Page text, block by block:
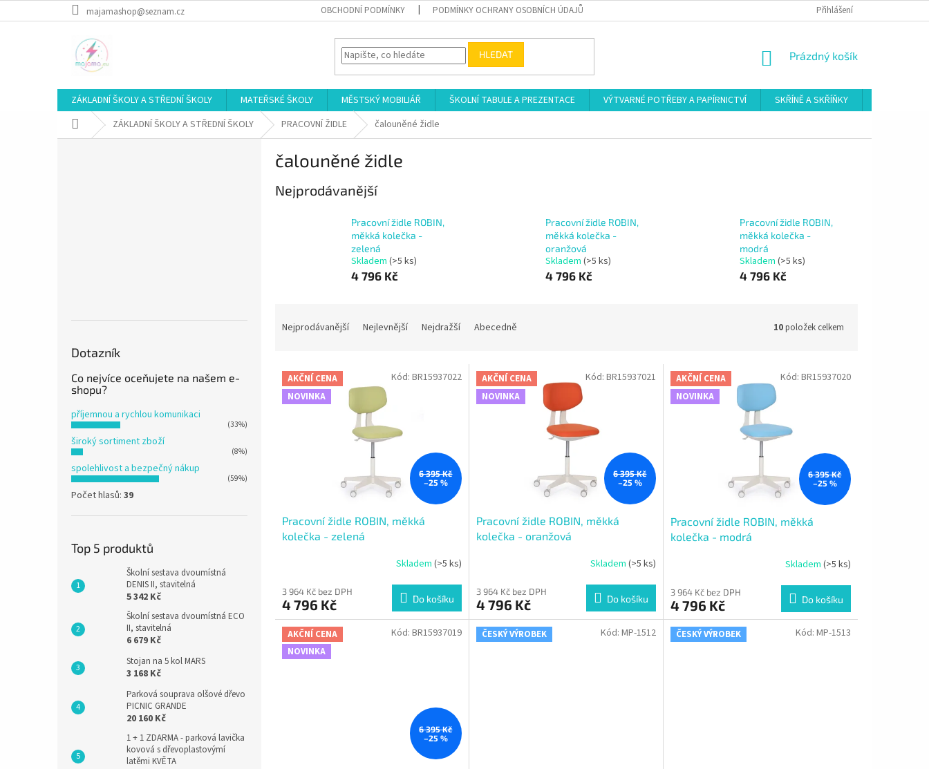
na
majamashop@seznam.cz OBCHODNÍ PODMÍNKY PODMÍNKY OCHRANY OSOBNÍCH ÚDAJŮ Přihlášení
HLEDAT
NÁKUPNÍ
Prázdný košík
ZÁKLADNÍ ŠKOLY A STŘEDNÍ ŠKOLY MATEŘSKÉ ŠKOLY MĚSTSKÝ MOBILIÁŘ ŠKOLNÍ TABULE A PREZENTACE VÝTVARNÉ POTŘEBY A PAPÍRNICTVÍ SKŘÍNĚ A SKŘÍŇKY
Domů ZÁKLADNÍ ŠKOLY A STŘEDNÍ ŠKOLY PRACOVNÍ ŽIDLE čalouněné židle
Dotazník
Co nejvíce oceňujete na našem e-
shopu?
příjemnou a rychlou komunikaci
(33%)
široký sortiment zboží
(8%)
spolehlivost a bezpečný nákup
(59%)
Počet hlasů: 39
Top 5 produktů
Školní sestava dvoumístná
DENIS II, stavitelná
5 342 Kč
Školní sestava dvoumístná ECO
II, stavitelná
6 679 Kč
Stojan na 5 kol MARS
3 168 Kč
Parková souprava olšové dřevo
PICNIC GRANDE
20 160 Kč
1 + 1 ZDARMA - parková lavička
kovová s dřevoplastovýmí
latěmi KVĚTA
čalouněné židle
Nejprodávanější
Pracovní židle ROBIN,
měkká kolečka -
zelená
Skladem (>5 ks)
4 796 Kč
Pracovní židle ROBIN,
měkká kolečka -
oranžová
Skladem (>5 ks)
4 796 Kč
Pracovní židle ROBIN,
měkká kolečka -
modrá
Skladem (>5 ks)
4 796 Kč
n
p
Nejprodávanější Nejlevnější Nejdražší Abecedně 10položek celkem
V
p
AKČNÍ CENA
NOVINKA
6 395 Kč
–25 %
Pracovní židle ROBIN, měkká
kolečka - zelená
Skladem (>5 ks)
3 964 Kč bez DPH
4 796 Kč Do košíku
Kód: BR15937022
AKČNÍ CENA
NOVINKA
6 395 Kč
–25 %
Pracovní židle ROBIN, měkká
kolečka - oranžová
Skladem (>5 ks)
3 964 Kč bez DPH
4 796 Kč Do košíku
Kód: BR15937021
AKČNÍ CENA
NOVINKA
6 395 Kč
–25 %
Pracovní židle ROBIN, měkká
kolečka - modrá
Skladem (>5 ks)
3 964 Kč bez DPH
4 796 Kč Do košíku
Kód: BR15937020
AKČNÍ CENA
NOVINKA
6 395 Kč
–25 %
Kód: BR15937019 ČESKÝ VÝROBEK Kód: MP-1512 ČESKÝ VÝROBEK Kód: MP-1513